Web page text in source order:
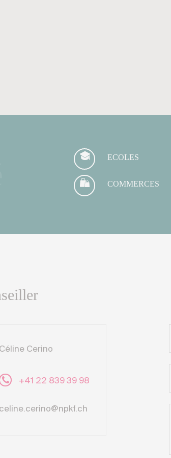
ECOLES
COMMERCES
Céline Cerino
+41 22 839 39 98
celine.cerino@npkf.ch